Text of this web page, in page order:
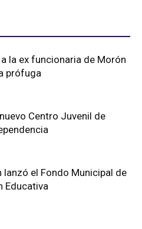
la ex funcionaria de Morón
prófuga
Centro Juvenil de
lanzó el Fondo Municipal de
Educativa